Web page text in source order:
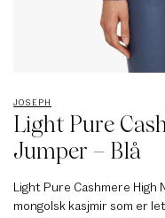
JOSEPH
Light Pure
Jumper – Blå
Light Pure Cashmere High
mongolsk kasjmir som er